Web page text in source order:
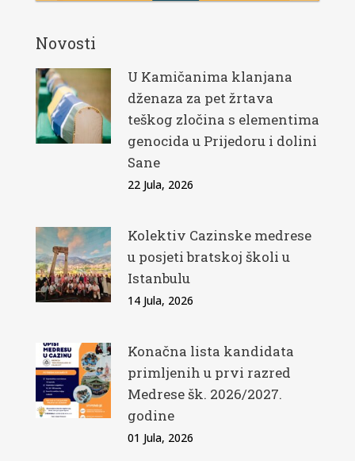
Novosti
U Kamičanima klanjana
dženaza za pet žrtava
teškog zločina s elementima
genocida u Prijedoru i dolini
Sane
22 Jula, 2026
Kolektiv Cazinske medrese
u posjeti bratskoj školi u
Istanbulu
14 Jula, 2026
Konačna lista kandidata
primljenih u prvi razred
Medrese šk. 2026/2027.
godine
01 Jula, 2026